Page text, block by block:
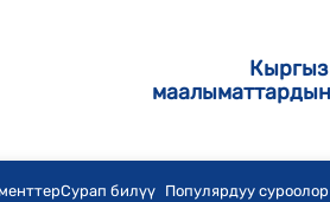
Сурап билүү Популярдуу суроолор